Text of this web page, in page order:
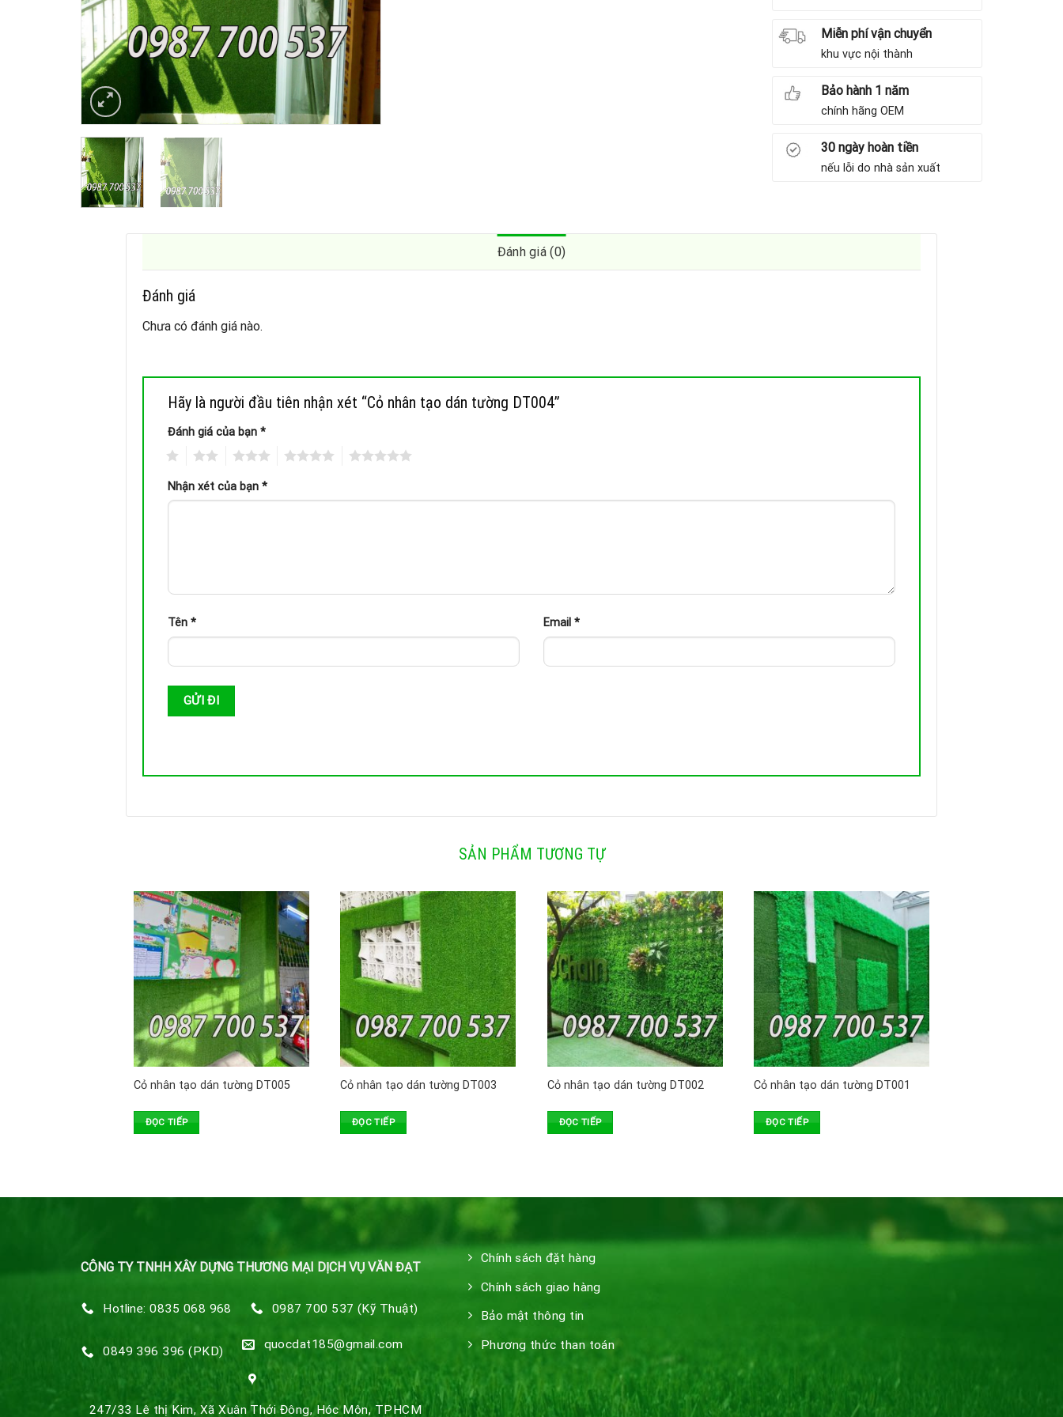
Miễn phí vận chuyển
khu vực nội thành
Bảo hành 1 năm
chính hãng OEM
30 ngày hoàn tiền
nếu lỗi do nhà sản xuất
Đánh giá (0)
Đánh giá
Chưa có đánh giá nào.
Hãy là người đầu tiên nhận xét “Cỏ nhân tạo dán tường DT004”
Đánh giá của bạn *
Nhận xét của bạn *
Tên * Email *
SẢN PHẨM TƯƠNG TỰ
Cỏ nhân tạo dán tường DT005
ĐỌC TIẾP
Cỏ nhân tạo dán tường DT003
ĐỌC TIẾP
Cỏ nhân tạo dán tường DT002
ĐỌC TIẾP
Cỏ nhân tạo dán tường DT001
ĐỌC TIẾP
CÔNG TY TNHH XÂY DỰNG THƯƠNG MẠI DỊCH VỤ VĂN ĐẠT
Hotline: 0835 068 968 0987 700 537 (Kỹ Thuật)
0849 396 396 (PKD) quocdat185@gmail.com
247/33 Lê thị Kim, Xã Xuân Thới Đông, Hóc Môn, TPHCM
Chính sách đặt hàng
Chính sách giao hàng
Bảo mật thông tin
Phương thức than toán